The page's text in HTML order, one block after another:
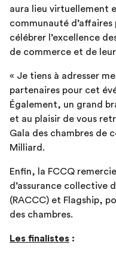
aura lieu virtuellement
communauté
célébrer l’excellence
de commerce et de
« Je tiens à adresser
partenaires pour cet
Également, un grand
et au plaisir de vous
Gala des chambres de
Milliard.
Enfin, la FCCQ
d’assurance collective
(RACCC) et Flagship,
des chambres.
Les finalistes :